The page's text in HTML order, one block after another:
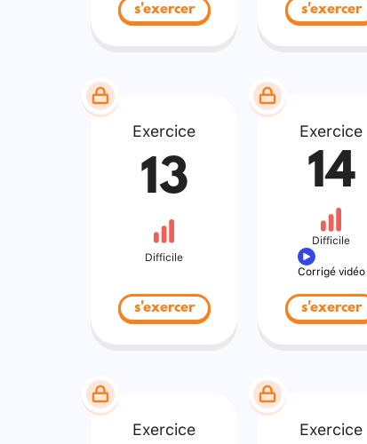
s'exercer s'exercer
Exercice
13
Difficile
s'exercer
Exercice
14
Difficile
Corrigé vidéo
s'exercer
Exercice Exercice